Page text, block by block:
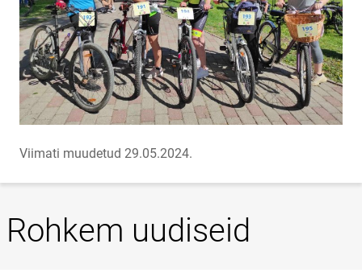
Viimati muudetud 29.05.2024.
Rohkem uudiseid